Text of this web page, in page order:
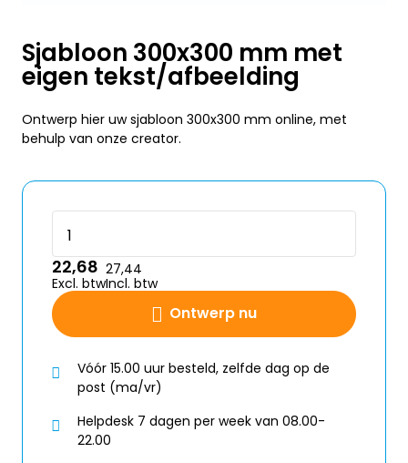
Sjabloon 300x300 mm met
eigen tekst/afbeelding
Ontwerp hier uw sjabloon 300x300 mm online, met
behulp van onze creator.
Ontwerp nu
22,68
Excl. btw
27,44
Incl. btw
Vóór 15.00 uur besteld, zelfde dag op de
post (ma/vr)
Helpdesk 7 dagen per week van 08.00-
22.00